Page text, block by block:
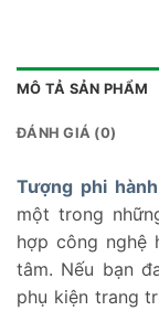
MÔ TẢ SẢN PHẨM
ĐÁNH GIÁ (0)
Tượng phi
một trong
hợp công nghệ
tâm. Nếu bạn
phụ kiện trang